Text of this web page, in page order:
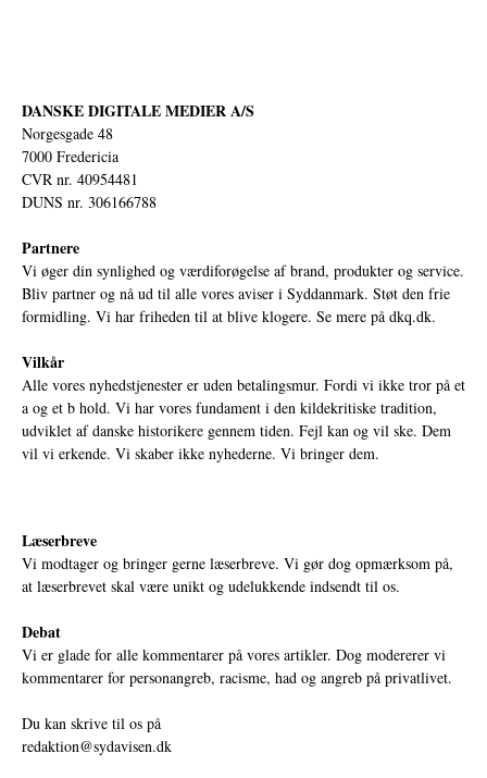
DANSKE DIGITALE MEDIER A/S
Norgesgade 48
7000 Fredericia
CVR nr. 40954481
DUNS nr. 306166788
Partnere
Vi øger din synlighed og værdiforøgelse af brand, produkter og service.
Bliv partner og nå ud til alle vores aviser i Syddanmark. Støt den frie
formidling. Vi har friheden til at blive klogere. Se mere på dkq.dk.
Vilkår
Alle vores nyhedstjenester er uden betalingsmur. Fordi vi ikke tror på et
a og et b hold. Vi har vores fundament i den kildekritiske tradition,
udviklet af danske historikere gennem tiden. Fejl kan og vil ske. Dem
vil vi erkende. Vi skaber ikke nyhederne. Vi bringer dem.
Læserbreve
Vi modtager og bringer gerne læserbreve. Vi gør dog opmærksom på,
at læserbrevet skal være unikt og udelukkende indsendt til os.
Debat
Vi er glade for alle kommentarer på vores artikler. Dog modererer vi
kommentarer for personangreb, racisme, had og angreb på privatlivet.
Du kan skrive til os på
redaktion@sydavisen.dk